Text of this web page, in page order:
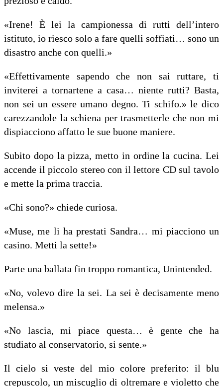
«Irene! È lei la campionessa di rutti dell’intero
istituto, io riesco solo a fare quelli soffiati… sono un
disastro anche con quelli.»
«Effettivamente sapendo che non sai ruttare, ti
inviterei a tornartene a casa… niente rutti? Basta,
non sei un essere umano degno. Ti schifo.» le dico
carezzandole la schiena per trasmetterle che non mi
dispiacciono affatto le sue buone maniere.
Subito dopo la pizza, metto in ordine la cucina. Lei
accende il piccolo stereo con il lettore CD sul tavolo
e mette la prima traccia.
«Chi sono?» chiede curiosa.
«Muse, me li ha prestati Sandra… mi piacciono un
casino. Metti la sette!»
Parte una ballata fin troppo romantica, Unintended.
«No, volevo dire la sei. La sei è decisamente meno
melensa.»
«No lascia, mi piace questa… è gente che ha
studiato al conservatorio, si sente.»
Il cielo si veste del mio colore preferito: il blu
crepuscolo, un miscuglio di oltremare e violetto che